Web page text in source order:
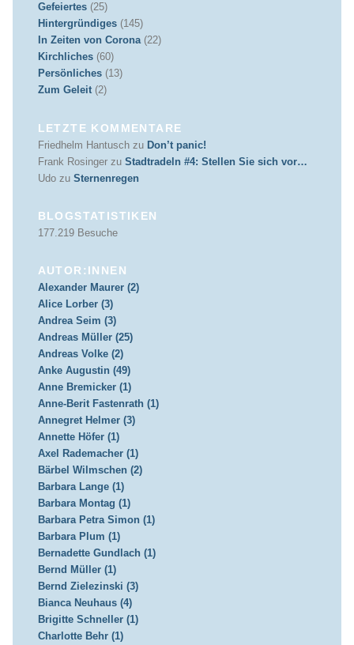
Gefeiertes(25)
Hintergründiges(145)
In Zeiten von Corona(22)
Kirchliches(60)
Persönliches(13)
Zum Geleit(2)
LETZTE KOMMENTARE
Friedhelm Hantuschzu Don’t panic!
Frank Rosingerzu Stadtradeln #4: Stellen Sie sich vor…
Udozu Sternenregen
BLOGSTATISTIKEN
177.219 Besuche
AUTOR:INNEN
Alexander Maurer (2)
Alice Lorber (3)
Andrea Seim (3)
Andreas Müller (25)
Andreas Volke (2)
Anke Augustin (49)
Anne Bremicker (1)
Anne-Berit Fastenrath (1)
Annegret Helmer (3)
Annette Höfer (1)
Axel Rademacher (1)
Bärbel Wilmschen (2)
Barbara Lange (1)
Barbara Montag (1)
Barbara Petra Simon (1)
Barbara Plum (1)
Bernadette Gundlach (1)
Bernd Müller (1)
Bernd Zielezinski (3)
Bianca Neuhaus (4)
Brigitte Schneller (1)
Charlotte Behr (1)